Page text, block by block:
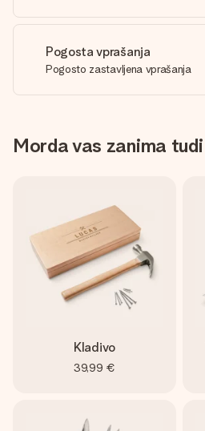
Pogosta vprašanja
Pogosto zastavljena vprašanja
Morda vas zanima tudi
Kladivo
39,99 €